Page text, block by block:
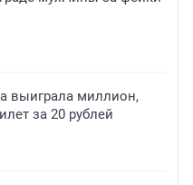
выиграла миллион,
за 20 рублей